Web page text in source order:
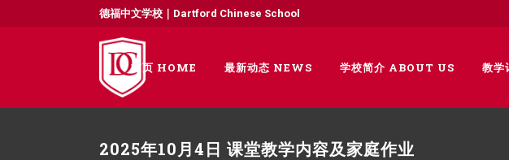
德福中文学校｜Dartford Chinese School
首页 HOME 最新动态 NEWS 学校简介 ABOUT US 教
2025年10月4日 课堂教学内容及家庭作业